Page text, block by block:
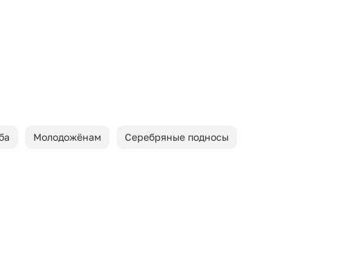
Молодожёнам Серебряные подносы